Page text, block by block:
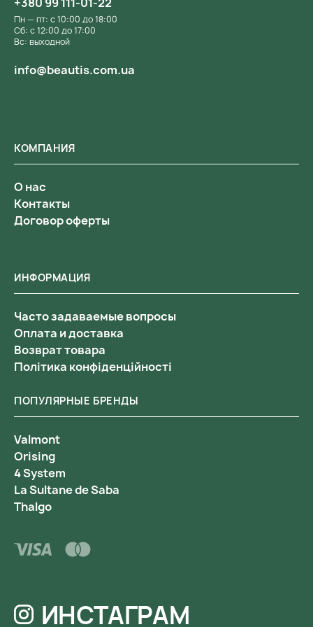
ИНФОРМАЦИЯ
Часто задаваемые вопросы
Оплата и доставка
Возврат товара
Політика конфіденційності
КОМПАНИЯ
О нас
Контакты
Договор оферты
ПОПУЛЯРНЫЕ БРЕНДЫ
Valmont
Orising
4 System
La Sultane de Saba
Thalgo
Пн — пт: с 10:00 до 18:00
Сб: с 12:00 до 17:00
Вс: выходной
info@beautis.com.ua
ИНСТАГРАМ